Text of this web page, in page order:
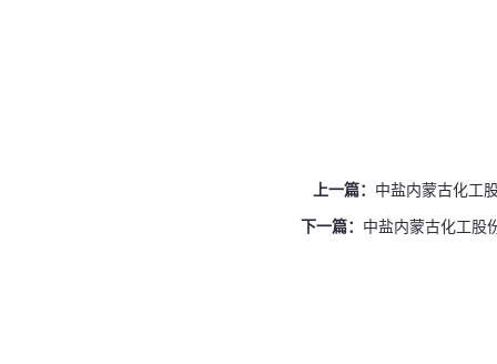
上一篇： 中盐内蒙古化工
下一篇： 中盐内蒙古化工股